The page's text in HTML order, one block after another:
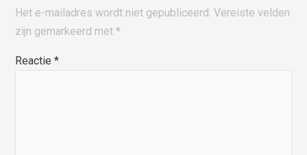
Het e-mailadres wordt niet gepubliceerd. Vereiste velden
zijn gemarkeerd met*
Reactie*